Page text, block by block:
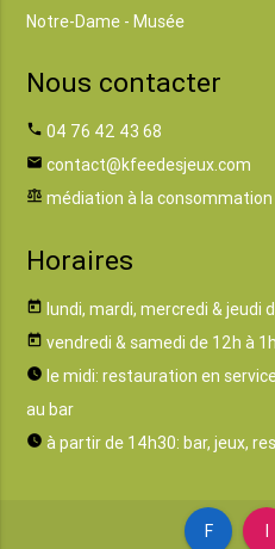
Notre-Dame - Musée
Nous contacter
phone 04 76 42 43 68
email contact@kfeedesjeux.com
balance médiation à la consommation
Horaires
today lundi, mardi, mercredi & jeudi
today vendredi & samedi de 12h à
watch_later le midi: restauration en
au bar
watch_later à partir de 14h30: bar, jeux,
F I